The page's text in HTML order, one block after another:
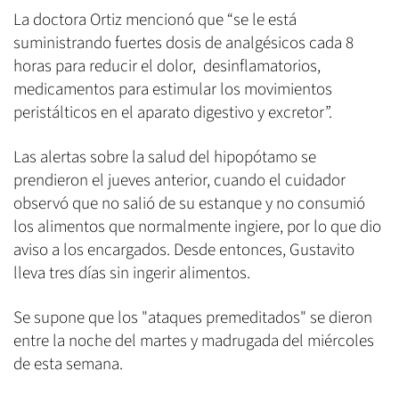
La doctora Ortiz mencionó que “se le está
suministrando fuertes dosis de analgésicos cada 8
horas para reducir el dolor, desinflamatorios,
medicamentos para estimular los movimientos
peristálticos en el aparato digestivo y excretor”.
Las alertas sobre la salud del hipopótamo se
prendieron el jueves anterior, cuando el cuidador
observó que no salió de su estanque y no consumió
los alimentos que normalmente ingiere, por lo que dio
aviso a los encargados. Desde entonces, Gustavito
lleva tres días sin ingerir alimentos.
Se supone que los "ataques premeditados" se dieron
entre la noche del martes y madrugada del miércoles
de esta semana.